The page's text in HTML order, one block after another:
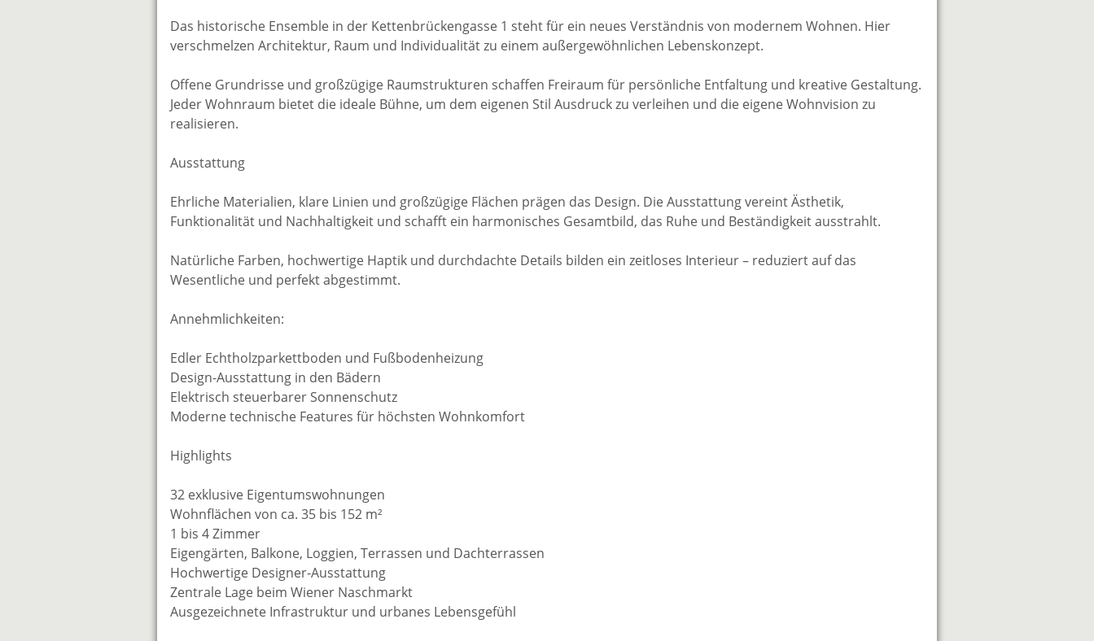
Das historische Ensemble in der Kettenbrückengasse 1 steht für ein neues Verständnis von modernem Wohnen. Hier
verschmelzen Architektur, Raum und Individualität zu einem außergewöhnlichen Lebenskonzept.
Offene Grundrisse und großzügige Raumstrukturen schaffen Freiraum für persönliche Entfaltung und kreative Gestaltung.
Jeder Wohnraum bietet die ideale Bühne, um dem eigenen Stil Ausdruck zu verleihen und die eigene Wohnvision zu
realisieren.
Ausstattung
Ehrliche Materialien, klare Linien und großzügige Flächen prägen das Design. Die Ausstattung vereint Ästhetik,
Funktionalität und Nachhaltigkeit und schafft ein harmonisches Gesamtbild, das Ruhe und Beständigkeit ausstrahlt.
Natürliche Farben, hochwertige Haptik und durchdachte Details bilden ein zeitloses Interieur – reduziert auf das
Wesentliche und perfekt abgestimmt.
Annehmlichkeiten:
Edler Echtholzparkettboden und Fußbodenheizung
Design-Ausstattung in den Bädern
Elektrisch steuerbarer Sonnenschutz
Moderne technische Features für höchsten Wohnkomfort
Highlights
32 exklusive Eigentumswohnungen
Wohnflächen von ca. 35 bis 152 m²
1 bis 4 Zimmer
Eigengärten, Balkone, Loggien, Terrassen und Dachterrassen
Hochwertige Designer-Ausstattung
Zentrale Lage beim Wiener Naschmarkt
Ausgezeichnete Infrastruktur und urbanes Lebensgefühl